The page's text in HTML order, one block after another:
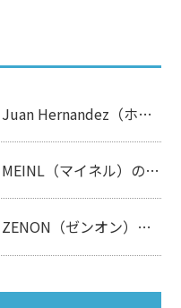
Juan Hernandez（ホアン・エルナンデス）のSambaについて【フラメンコギター】
MEINL（マイネル）のJC50Bについて【カホン】
ZENON（ゼンオン）のMB-SPについて【ミュージックベル】